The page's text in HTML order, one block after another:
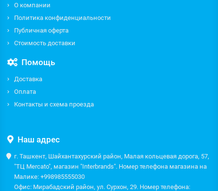
О компании
Политика конфиденциальности
Публичная оферта
Стоимость доставки
Помощь
Доставка
Оплата
Контакты и схема проезда
Наш адрес
г. Ташкент, Шайхантахурский район, Малая кольцевая дорога, 57,
"ТЦ Mercato", магазин "Interbrands". Номер телефона магазина на
Малике: +998985555030
Офис: Мирабадский район, ул. Сурхон, 29. Номер телефона: